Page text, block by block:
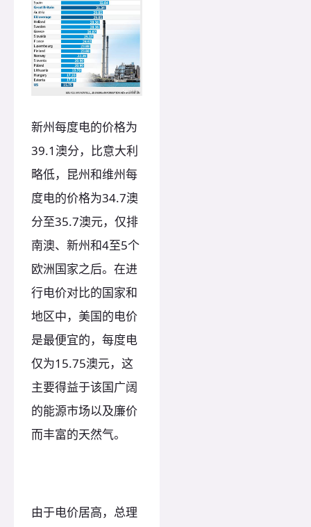
新州每度电的价格为
39.1澳分，比意大利
略低，昆州和维州每
度电的价格为34.7澳
分至35.7澳元，仅排
南澳、新州和4至5个
欧洲国家之后。在进
行电价对比的国家和
地区中，美国的电价
是最便宜的，每度电
仅为15.75澳元，这
主要得益于该国广阔
的能源市场以及廉价
而丰富的天然气。
由于电价居高，总理